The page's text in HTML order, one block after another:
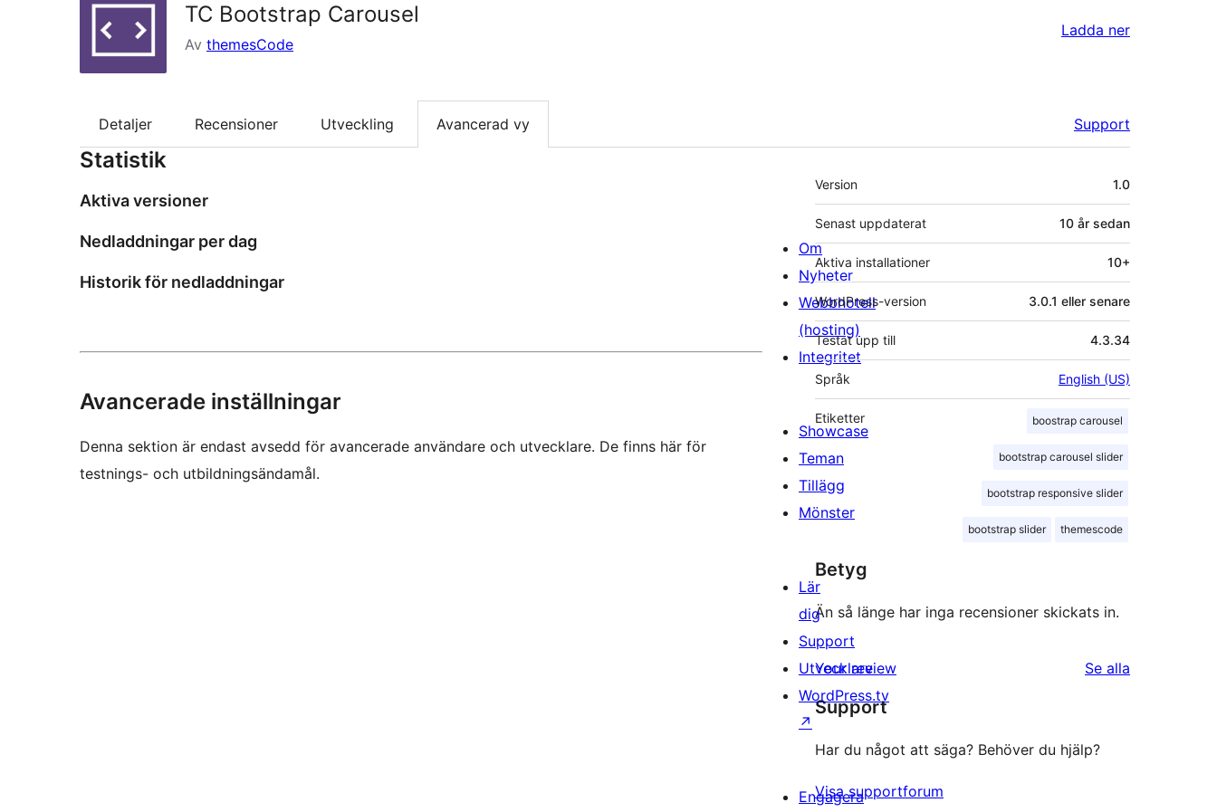
TC Bootstrap Carousel
Av themesCode
Ladda ner
Detaljer Recensioner Utveckling Avancerad vy Support
Statistik
Aktiva versioner
Nedladdningar per dag
Historik för nedladdningar
Avancerade inställningar
Denna sektion är endast avsedd för avancerade användare och utvecklare. De finns här för
testnings- och utbildningsändamål.
Meta
Version 1.0
Senast uppdaterat 10 år sedan
Aktiva installationer 10+
WordPress-version 3.0.1 eller senare
Testat upp till 4.3.34
Språk English (US)
Etiketter boostrap carousel
bootstrap carousel slider
bootstrap responsive slider
bootstrap slider themescode
Betyg
Än så länge har inga recensioner skickats in.
Your review Se alla
Support
Har du något att säga? Behöver du hjälp?
Visa supportforum
Om
Nyheter
Webbhotell
(hosting)
Integritet
Showcase
Teman
Tillägg
Mönster
Lär
dig
Support
Utvecklare
WordPress.tv
↗
Engagera